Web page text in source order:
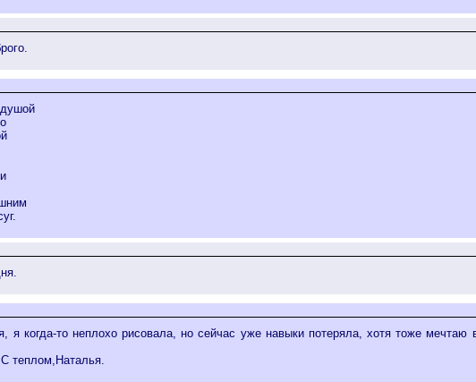
я когда-то неплохо рисовала, но сейчас уже навыки потеряла, хотя тоже мечтаю
теплом,Наталья.